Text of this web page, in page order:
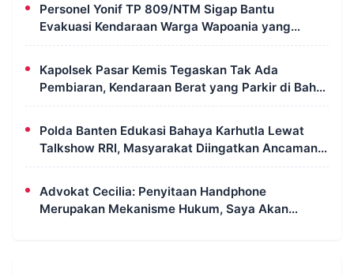
Personel Yonif TP 809/NTM Sigap Bantu
Evakuasi Kendaraan Warga Wapoania yang
Terperosok ke Jurang
Kapolsek Pasar Kemis Tegaskan Tak Ada
Pembiaran, Kendaraan Berat yang Parkir di Bahu
Jalan Langsung Ditertibkan
Polda Banten Edukasi Bahaya Karhutla Lewat
Talkshow RRI, Masyarakat Diingatkan Ancaman
Pidana Pembakaran Lahan
Advokat Cecilia: Penyitaan Handphone
Merupakan Mekanisme Hukum, Saya Akan